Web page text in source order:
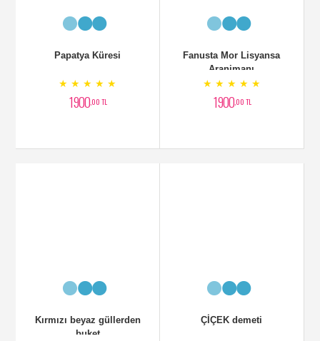
Papatya Küresi
★ ★ ★ ★ ★
1900,00 TL
Fanusta Mor Lisyansa
Aranjmanı
★ ★ ★ ★ ★
1900,00 TL
Kırmızı beyaz güllerden
buket
ÇİÇEK demeti